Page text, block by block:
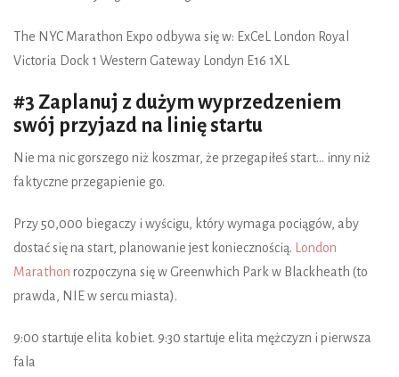
The NYC Marathon Expo odbywa się w: ExCeL London Royal
Victoria Dock 1 Western Gateway Londyn E16 1XL
#3 Zaplanuj z dużym wyprzedzeniem
swój przyjazd na linię startu
Nie ma nic gorszego niż koszmar, że przegapiłeś start... inny niż
faktyczne przegapienie go.
Przy 50,000 biegaczy i wyścigu, który wymaga pociągów, aby
dostać się na start, planowanie jest koniecznością. London
Marathon rozpoczyna się w Greenwhich Park w Blackheath (to
prawda, NIE w sercu miasta).
9:00 startuje elita kobiet. 9:30 startuje elita mężczyzn i pierwsza
fala